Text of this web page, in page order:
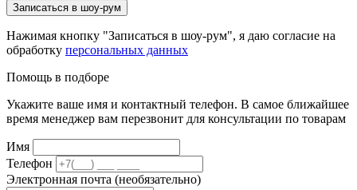
Записаться в шоу-рум
Нажимая кнопку "Записаться в шоу-рум", я даю согласие на
обработку персональных данных
Помощь в подборе
Укажите ваше имя и контактный телефон. В самое ближайшее
время менеджер вам перезвонит для консультации по товарам
Имя
Телефон
Электронная почта (необязательно)